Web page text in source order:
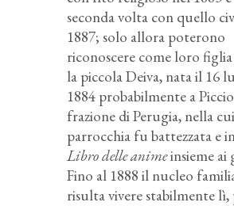
seconda volta con quello
1887; solo allora poterono
riconoscere come loro
la piccola Deiva, nata il 16
1884 probabilmente a
frazione di Perugia, nella cui
parrocchia fu battezzata e
Libro delle animeinsieme ai
Fino al 1888 il nucleo
risulta vivere stabilmente lì,